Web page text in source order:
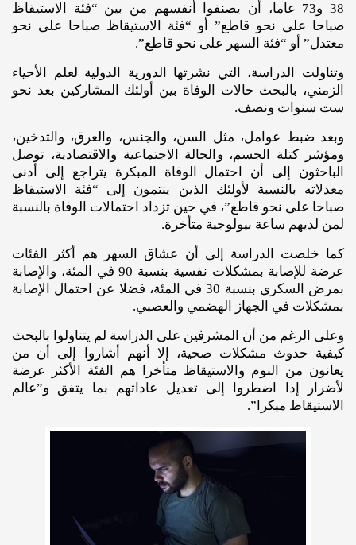
38 و73 عاما، أن يصنفوا أنفسهم من بين “فئة الاستيقاظ
صباحا على نحو قاطع” أو “فئة الاستيقاظ صباحا على نحو
معتدل” أو “فئة السهر على نحو قاطع”.
وتناولت الدراسة، التي نشرتها الدورية الدولية لعلم الأحياء
الزمني، بالبحث حالات الوفاة بين أولئك المشاركين بعد نحو
ست سنوات ونصف.
وبعد ضبط عوامل، مثل السن، والجنس، والعرق، والتدخين،
ومؤشر كتلة الجسم، والحالة الاجتماعية والاقتصادية، توصل
الباحثون إلى أن احتمال الوفاة المبكرة يتراجع إلى أدنى
معدلاته بالنسبة لأولئك الذين ينتمون إلى “فئة الاستيقاظ
صباحا على نحو قاطع”، في حين تزداد احتمالات الوفاة بالنسبة
لمن لديهم ساعة بيولوجية متأخرة.
كما خلصت الدراسة إلى أن عشاق السهر هم أكثر الفئات
عرضة للإصابة بمشكلات نفسية بنسبة 90 في المئة، والإصابة
بمرض السكري بنسبة 30 في المئة، فضلا عن احتمال الإصابة
بمشكلات في الجهاز الهضمي والعصبي.
وعلى الرغم من أن المشرفين على الدراسة لم يتناولوا بالبحث
كيفية حدوث مشكلات صحية، إلا أنهم أشاروا إلى أن من
يعانون من النوم والاستيقاظ متأخرا هم الفئة الأكثر عرضة
لأضرار إذا اضطروا إلى تعديل عاداتهم بما يتفق و”عالم
الاستيقاظ مبكرا”.